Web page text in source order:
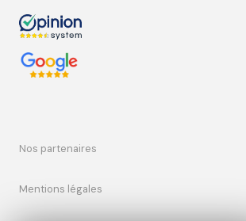
nos partenaires
mentions légales